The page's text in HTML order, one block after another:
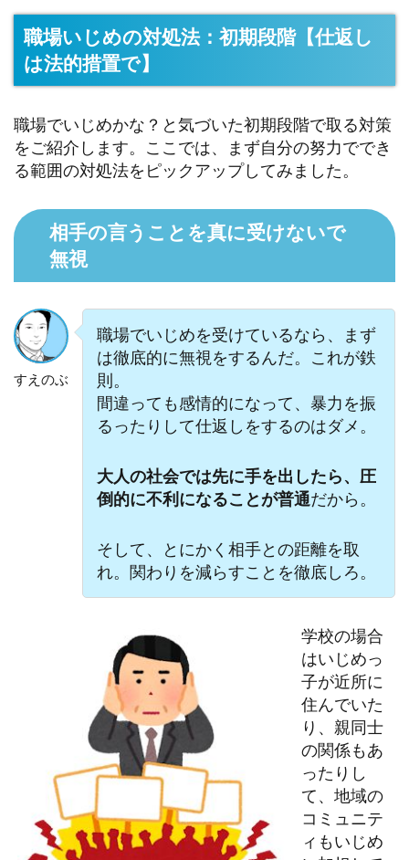
職場いじめの対処法：初期段階【仕返し
は法的措置で】
職場でいじめかな？と気づいた初期段階で取る対策
をご紹介します。ここでは、まず自分の努力ででき
る範囲の対処法をピックアップしてみました。
相手の言うことを真に受けないで
無視
すえのぶ
職場でいじめを受けているなら、まず
は徹底的に無視をするんだ。これが鉄
則。‬
間違っても感情的になって、暴力を振
るったりして仕返しをするのはダメ。
大人の社会では先に手を出したら、圧
倒的に不利になることが普通だから。
そして、とにかく相手との距離を取
れ。関わりを減らすことを徹底しろ。
学校の場合
はいじめっ
子が近所に
住んでいた
り、親同士
の関係もあ
ったりし
て、地域の
コミュニテ
ィもいじめ